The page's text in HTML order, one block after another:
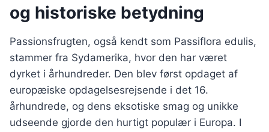
og historiske betydning
Passionsfrugten, også kendt som Passiflora edulis,
stammer fra Sydamerika, hvor den har været
dyrket i århundreder. Den blev først opdaget af
europæiske opdagelsesrejsende i det 16.
århundrede, og dens eksotiske smag og unikke
udseende gjorde den hurtigt populær i Europa. I